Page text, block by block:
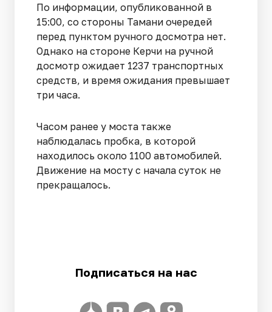
По информации, опубликованной в
15:00, со стороны Тамани очередей
перед пунктом ручного досмотра нет.
Однако на стороне Керчи на ручной
досмотр ожидает 1237 транспортных
средств, и время ожидания превышает
три часа.
Часом ранее у моста также
наблюдалась пробка, в которой
находилось около 1100 автомобилей.
Движение на мосту с начала суток не
прекращалось.
Подписаться на нас